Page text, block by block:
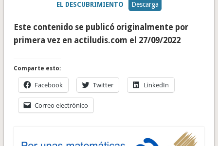
EL DESCUBRIMIENTO Descarga
Este contenido se publicó originalmente por
primera vez en actiludis.com el 27/09/2022
Comparte esto:
Facebook Twitter LinkedIn
Correo electrónico